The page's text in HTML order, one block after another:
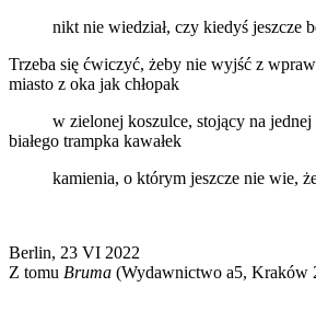
nikt nie wiedział, czy kiedyś jeszcze
Trzeba się ćwiczyć, żeby nie wyjść z
miasto z oka jak chłopak
w zielonej koszulce, stojący na jednej
białego trampka kawałek
kamienia, o którym jeszcze nie wie, że
Berlin, 23 VI 2022
Z tomu Bruma (Wydawnictwo a5, Kraków